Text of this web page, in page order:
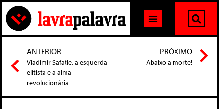
ANTERIOR
Vladimir Safatle, a esquerda
elitista e a alma
revolucionária
PRÓXIMO
Abaixo a morte!